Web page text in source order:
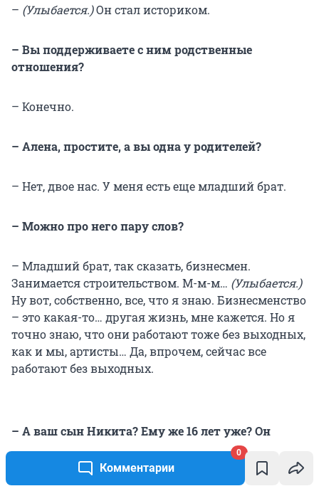
Комментарии
0
– (Улыбается.)Он стал историком.
– Вы поддерживаете с ним родственные
отношения?
– Конечно.
– Алена, простите, а вы одна у родителей?
– Нет, двое нас. У меня есть еще младший брат.
– Можно про него пару слов?
– Младший брат, так сказать, бизнесмен.
Занимается строительством. М-м-м… (Улыбается.)
Ну вот, собственно, все, что я знаю. Бизнесменство
– это какая-то… другая жизнь, мне кажется. Но я
точно знаю, что они работают тоже без выходных,
как и мы, артисты… Да, впрочем, сейчас все
работают без выходных.
– А ваш сын Никита? Ему же 16 лет уже? Он
определился с выбором профессии?
– Пока нет, он в сомнениях. Раздумывает над